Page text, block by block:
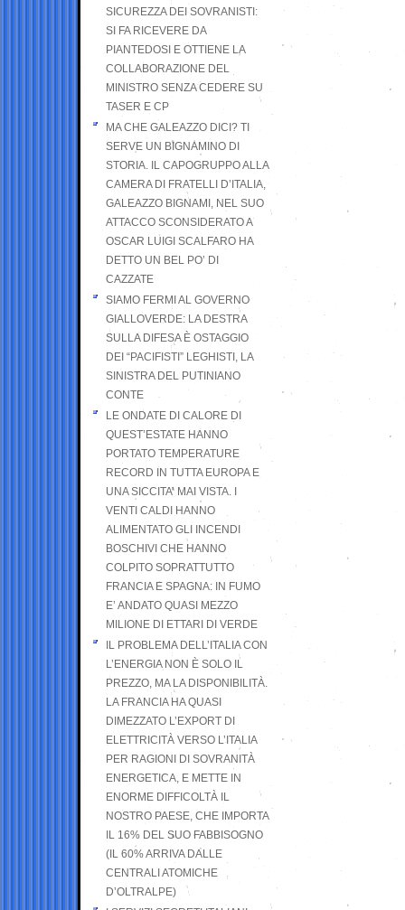
SICUREZZA DEI SOVRANISTI:
SI FA RICEVERE DA
PIANTEDOSI E OTTIENE LA
COLLABORAZIONE DEL
MINISTRO SENZA CEDERE SU
TASER E CP
MA CHE GALEAZZO DICI? TI
SERVE UN BIGNAMINO DI
STORIA. IL CAPOGRUPPO ALLA
CAMERA DI FRATELLI D’ITALIA,
GALEAZZO BIGNAMI, NEL SUO
ATTACCO SCONSIDERATO A
OSCAR LUIGI SCALFARO HA
DETTO UN BEL PO’ DI
CAZZATE
SIAMO FERMI AL GOVERNO
GIALLOVERDE: LA DESTRA
SULLA DIFESA È OSTAGGIO
DEI “PACIFISTI” LEGHISTI, LA
SINISTRA DEL PUTINIANO
CONTE
LE ONDATE DI CALORE DI
QUEST’ESTATE HANNO
PORTATO TEMPERATURE
RECORD IN TUTTA EUROPA E
UNA SICCITA’ MAI VISTA. I
VENTI CALDI HANNO
ALIMENTATO GLI INCENDI
BOSCHIVI CHE HANNO
COLPITO SOPRATTUTTO
FRANCIA E SPAGNA: IN FUMO
E’ ANDATO QUASI MEZZO
MILIONE DI ETTARI DI VERDE
IL PROBLEMA DELL’ITALIA CON
L’ENERGIA NON È SOLO IL
PREZZO, MA LA DISPONIBILITÀ.
LA FRANCIA HA QUASI
DIMEZZATO L’EXPORT DI
ELETTRICITÀ VERSO L’ITALIA
PER RAGIONI DI SOVRANITÀ
ENERGETICA, E METTE IN
ENORME DIFFICOLTÀ IL
NOSTRO PAESE, CHE IMPORTA
IL 16% DEL SUO FABBISOGNO
(IL 60% ARRIVA DALLE
CENTRALI ATOMICHE
D’OLTRALPE)